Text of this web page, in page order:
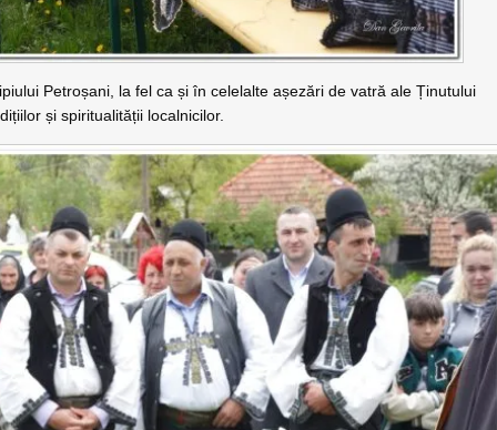
Petroșani, la fel ca și în celelalte așezări de vatră ale Ținutului
și spiritualității localnicilor.